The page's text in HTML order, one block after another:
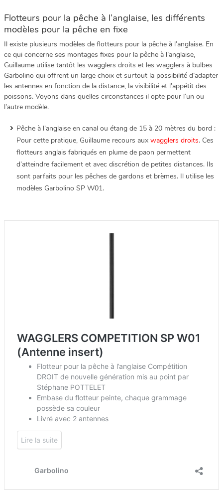
Flotteurs pour la pêche à l’anglaise, les différents
modèles pour la pêche en fixe
Il existe plusieurs modèles de flotteurs pour la pêche à l’anglaise. En
ce qui concerne ses montages fixes pour la pêche à l’anglaise,
Guillaume utilise tantôt les wagglers droits et les wagglers à bulbes
Garbolino qui offrent un large choix et surtout la possibilité d’adapter
les antennes en fonction de la distance, la visibilité et l’appétit des
poissons. Voyons dans quelles circonstances il opte pour l’un ou
l’autre modèle.
Pêche à l’anglaise en canal ou étang de 15 à 20 mètres du bord :
Pour cette pratique, Guillaume recours aux wagglers droits. Ces
flotteurs anglais fabriqués en plume de paon permettent
d’atteindre facilement et avec discrétion de petites distances. Ils
sont parfaits pour les pêches de gardons et brèmes. Il utilise les
modèles Garbolino SP W01.